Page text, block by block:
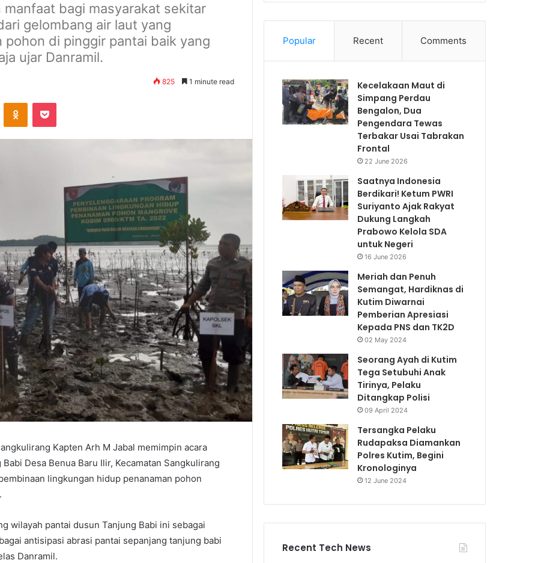
bagi masyarakat sekitar
gelombang air laut yang
di pinggir pantai baik yang
ujar Danramil.
825 1 minute read
Kapten Arh M Jabal memimpin acara
Desa Benua Baru Ilir, Kecamatan Sangkulirang
lingkungan hidup penanaman pohon
wilayah pantai dusun Tanjung Babi ini sebagai
antisipasi abrasi pantai sepanjang tanjung babi
Danramil.
Popular Recent Comments
Kecelakaan Maut di
Simpang Perdau
Bengalon, Dua
Pengendara Tewas
Terbakar Usai Tabrakan
Frontal
22 June 2026
Saatnya Indonesia
Berdikari! Ketum PWRI
Suriyanto Ajak Rakyat
Dukung Langkah
Prabowo Kelola SDA
untuk Negeri
16 June 2026
Meriah dan Penuh
Semangat, Hardiknas di
Kutim Diwarnai
Pemberian Apresiasi
Kepada PNS dan TK2D
02 May 2024
Seorang Ayah di Kutim
Tega Setubuhi Anak
Tirinya, Pelaku
Ditangkap Polisi
09 April 2024
Tersangka Pelaku
Rudapaksa Diamankan
Polres Kutim, Begini
Kronologinya
12 June 2024
Recent Tech News